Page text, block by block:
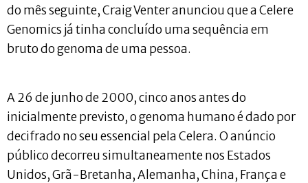
do mês seguinte, Craig Venter anunciou que a Celere
Genomics já tinha concluído uma sequência em
bruto do genoma de uma pessoa.
A 26 de junho de 2000, cinco anos antes do
inicialmente previsto, o genoma humano é dado por
decifrado no seu essencial pela Celera. O anúncio
público decorreu simultaneamente nos Estados
Unidos, Grã-Bretanha, Alemanha, China, França e